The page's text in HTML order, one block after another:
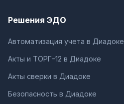
Решения ЭДО
Автоматизация учета в Диадоке
Акты и ТОРГ-12 в Диадоке
Акты сверки в Диадоке
Безопасность в Диадоке